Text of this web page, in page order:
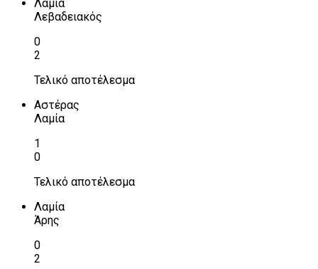
Λαμία
Λεβαδειακός
0
2
Τελικό αποτέλεσμα
Αστέρας
Λαμία
1
0
Τελικό αποτέλεσμα
Λαμία
Άρης
0
2